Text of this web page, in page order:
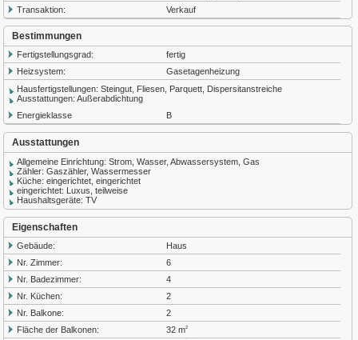
Transaktion:
Verkauf
Bestimmungen
Fertigstellungsgrad:
fertig
Heizsystem:
Gasetagenheizung
Hausfertigstellungen: Steingut, Fliesen, Parquett, Dispersitanstreiche
Ausstattungen: Außerabdichtung
Energieklasse
B
Ausstattungen
Allgemeine Einrichtung: Strom, Wasser, Abwassersystem, Gas
Zähler: Gaszähler, Wassermesser
Küche: eingerichtet, eingerichtet
eingerichtet: Luxus, teilweise
Haushaltsgeräte: TV
Eigenschaften
Gebäude:
Haus
Nr. Zimmer:
6
Nr. Badezimmer:
4
Nr. Küchen:
2
Nr. Balkone:
2
Fläche der Balkonen:
32 m2